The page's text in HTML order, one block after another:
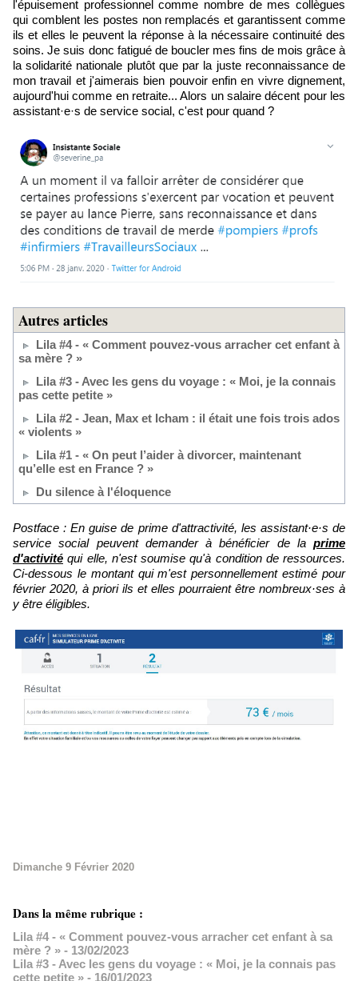
l'épuisement professionnel comme nombre de mes collègues
qui comblent les postes non remplacés et garantissent comme
ils et elles le peuvent la réponse à la nécessaire continuité des
soins. Je suis donc fatigué de boucler mes fins de mois grâce à
la solidarité nationale plutôt que par la juste reconnaissance de
mon travail et j'aimerais bien pouvoir enfin en vivre dignement,
aujourd'hui comme en retraite... Alors un salaire décent pour les
assistant·e·s de service social, c'est pour quand ?
Autres articles
Lila #4 - « Comment pouvez-vous arracher cet enfant à
sa mère ? »
Lila #3 - Avec les gens du voyage : « Moi, je la connais
pas cette petite »
Lila #2 - Jean, Max et Icham : il était une fois trois ados
« violents »
Lila #1 - « On peut l’aider à divorcer, maintenant
qu’elle est en France ? »
Du silence à l'éloquence
Postface : En guise de prime d'attractivité, les assistant·e·s de
service social peuvent demander à bénéficier de la prime
d'activité qui elle, n'est soumise qu'à condition de ressources.
Ci-dessous le montant qui m'est personnellement estimé pour
février 2020, à priori ils et elles pourraient être nombreux·ses à
y être éligibles.
Dimanche 9 Février 2020
Dans la même rubrique :
Lila #4 - « Comment pouvez-vous arracher cet enfant à sa
mère ? » - 13/02/2023
Lila #3 - Avec les gens du voyage : « Moi, je la connais pas
cette petite » - 16/01/2023